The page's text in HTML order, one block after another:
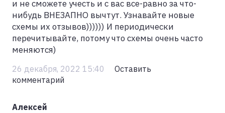
и не сможете учесть и с вас все-равно за что-
нибудь ВНЕЗАПНО вычтут. Узнавайте новые
схемы их отзывов)))))) И периодически
перечитывайте, потому что схемы очень часто
меняются)
26 декабря, 2022 15:40
Оставить
комментарий
Алексей